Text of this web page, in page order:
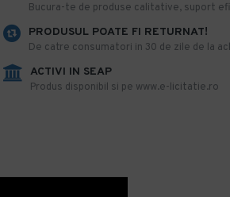
​Bucura-te de produse calitative, suport
PRODUSUL POATE FI RETURNAT!
De catre consumatori in 30 de zile de la
ACTIVI IN SEAP
Produs disponibil si pe www.e-licitatie.ro